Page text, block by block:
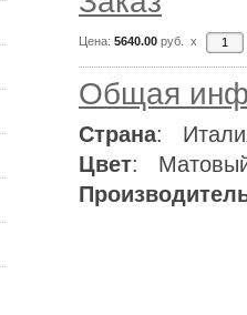
Цена: 5640.00 руб. x
Общая
Страна:
Цвет: